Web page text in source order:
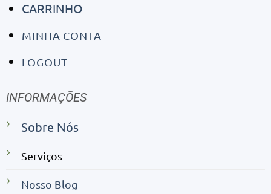
CARRINHO
MINHA CONTA
LOGOUT
INFORMAÇÕES
Sobre Nós
Serviços
Nosso Blog